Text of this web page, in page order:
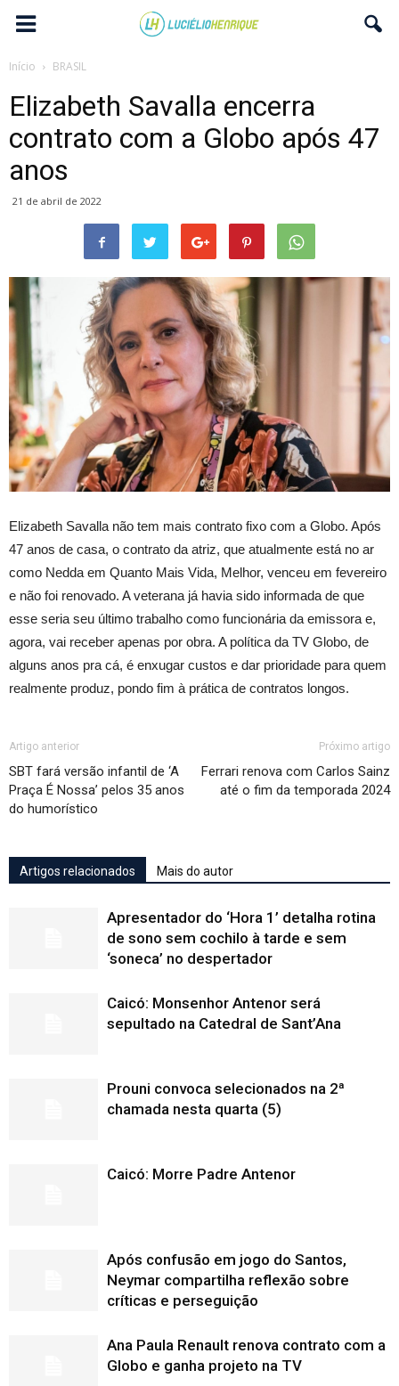
Início BRASIL
Elizabeth Savalla encerra
contrato com a Globo após 47
anos
21 de abril de 2022
Elizabeth Savalla não tem mais contrato fixo com a Globo. Após
47 anos de casa, o contrato da atriz, que atualmente está no ar
como Nedda em Quanto Mais Vida, Melhor, venceu em fevereiro
e não foi renovado. A veterana já havia sido informada de que
esse seria seu último trabalho como funcionária da emissora e,
agora, vai receber apenas por obra. A política da TV Globo, de
alguns anos pra cá, é enxugar custos e dar prioridade para quem
realmente produz, pondo fim à prática de contratos longos.
Artigo anterior
SBT fará versão infantil de ‘A
Praça É Nossa’ pelos 35 anos
do humorístico
Próximo artigo
Ferrari renova com Carlos Sainz
até o fim da temporada 2024
Artigos relacionados Mais do autor
Apresentador do ‘Hora 1’ detalha rotina
de sono sem cochilo à tarde e sem
‘soneca’ no despertador
Caicó: Monsenhor Antenor será
sepultado na Catedral de Sant’Ana
Prouni convoca selecionados na 2ª
chamada nesta quarta (5)
Caicó: Morre Padre Antenor
Após confusão em jogo do Santos,
Neymar compartilha reflexão sobre
críticas e perseguição
Ana Paula Renault renova contrato com a
Globo e ganha projeto na TV